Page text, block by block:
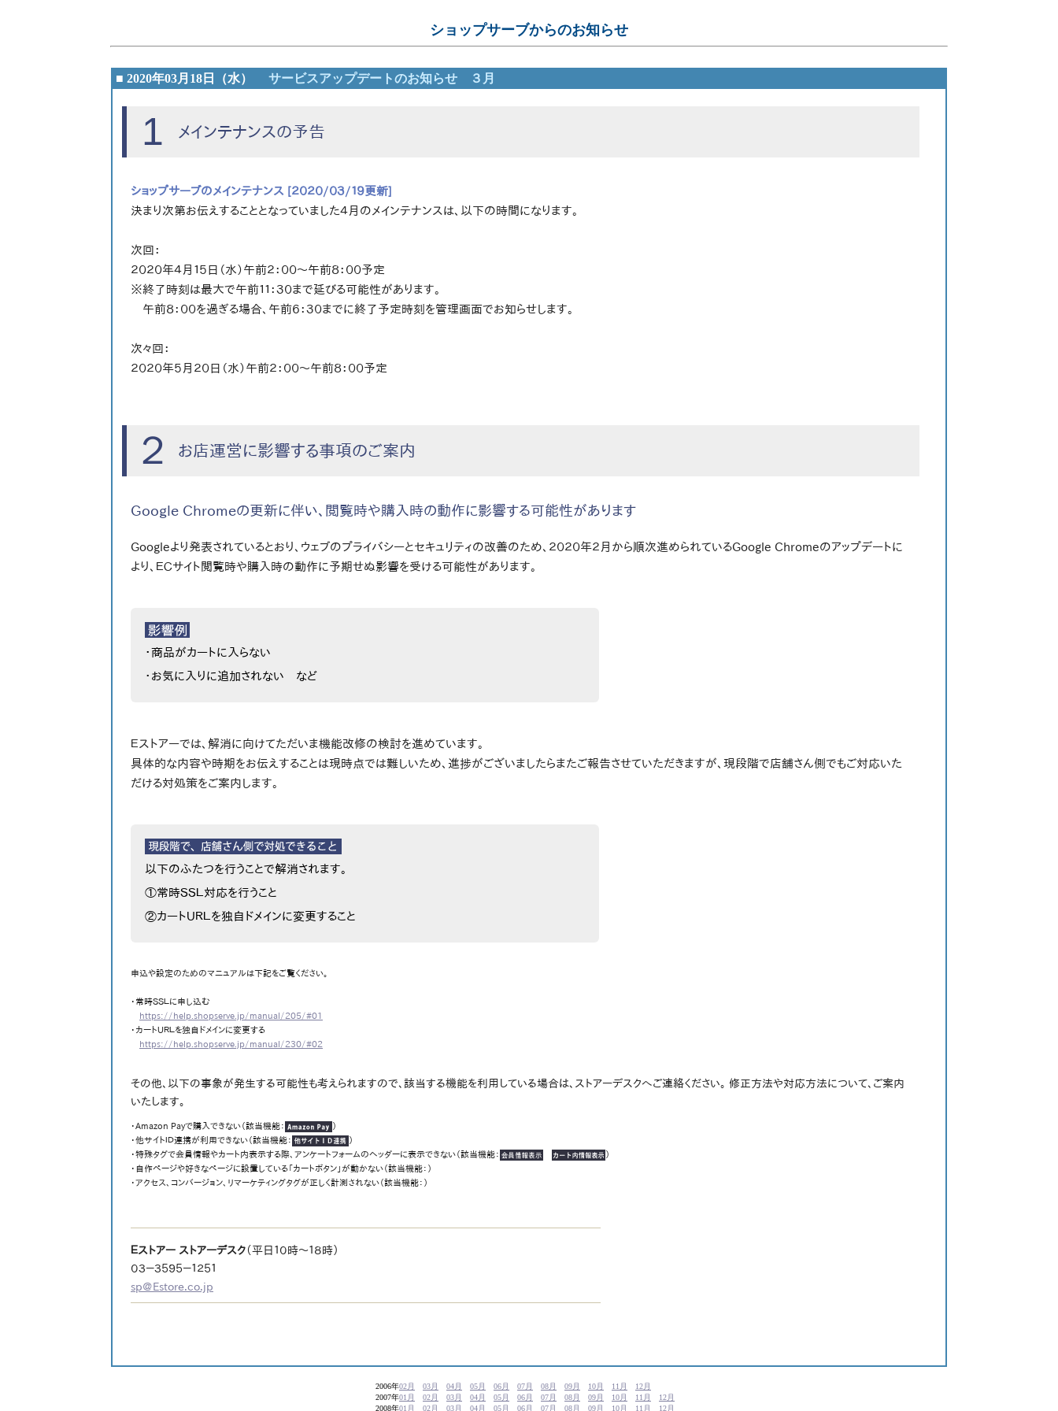
ショップサーブからのお知らせ
■ 2020年03月18日（水） サービスアップデートのお知らせ ３月
1 メインテナンスの予告
ショップサーブのメインテナンス [２０２０/０３/１９更新]
決まり次第お伝えすることとなっていました４月のメインテナンスは、以下の時間になります。
次回：
２０２０年４月１５日（水）午前２：００～午前８：００予定
※終了時刻は最大で午前１１：３０まで延びる可能性があります。
午前８：００を過ぎる場合、午前６：３０までに終了予定時刻を管理画面でお知らせします。
次々回：
２０２０年５月２０日（水）午前２：００～午前８：００予定
２ お店運営に影響する事項のご案内
Google Chromeの更新に伴い、閲覧時や購入時の動作に影響する可能性があります
Googleより発表されているとおり、ウェブのプライバシーとセキュリティの改善のため、２０２０年２月から順次進められているGoogle Chromeのアップデートに
より、ＥＣサイト閲覧時や購入時の動作に予期せぬ影響を受ける可能性があります。
・商品がカートに入らない
・お気に入りに追加されない など
Ｅストアーでは、解消に向けてただいま機能改修の検討を進めています。
具体的な内容や時期をお伝えすることは現時点では難しいため、進捗がございましたらまたご報告させていただきますが、現段階で店舗さん側でもご対応いた
だける対処策をご案内します。
以下のふたつを行うことで解消されます。
①常時ＳＳＬ対応を行うこと
②カートＵＲＬを独自ドメインに変更すること
申込や設定のためのマニュアルは下記をご覧ください。
・常時ＳＳＬに申し込む
https://help.shopserve.jp/manual/205/#01
・カートＵＲＬを独自ドメインに変更する
https://help.shopserve.jp/manual/230/#02
その他、以下の事象が発生する可能性も考えられますので、該当する機能を利用している場合は、ストアーデスクへご連絡ください。 修正方法や対応方法について、ご案内
いたします。
・Amazon Payで購入できない（該当機能：
）
・他サイトＩＤ連携が利用できない（該当機能：
）
・特殊タグで会員情報やカート内表示する際、アンケートフォームのヘッダーに表示できない（該当機能：
）
・自作ページや好きなページに設置している「カートボタン」が動かない（該当機能： ）
・アクセス、コンバージョン、リマーケティングタグが正しく計測されない（該当機能： ）
Ｅストアー ストアーデスク （平日１０時～１８時）
０３－３５９５－１２５１
sp@Estore.co.jp
2006年02月 03月 04月 05月 06月 07月 08月 09月 10月 11月
12月
2007年01月 02月 03月 04月 05月 06月 07月 08月 09月 10月 11月
12月
2008年01月 02月 03月 04月 05月 06月 07月 08月 09月 10月 11月 12月